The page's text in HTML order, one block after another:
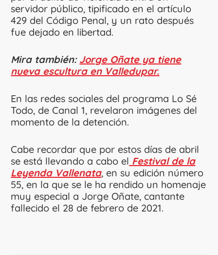
servidor público, tipificado en el artículo
429 del Código Penal, y un rato después
fue dejado en libertad.
Mira también: Jorge Oñate ya tiene
nueva escultura en Valledupar.
En las redes sociales del programa Lo Sé
Todo, de Canal 1, revelaron imágenes del
momento de la detención.
Cabe recordar que por estos días de abril
se está llevando a cabo el Festival de la
Leyenda Vallenata, en su edición número
55, en la que se le ha rendido un homenaje
muy especial a Jorge Oñate, cantante
fallecido el 28 de febrero de 2021.